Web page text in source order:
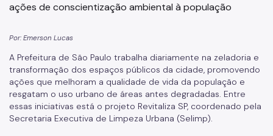
Flor e Cidade
Recapeamento
Calçadas
CONVIAS
ações de conscientização ambiental à população
Por: Emerson Lucas
A Prefeitura de São Paulo trabalha diariamente na zeladoria e
transformação dos espaços públicos da cidade, promovendo
ações que melhoram a qualidade de vida da população e
resgatam o uso urbano de áreas antes degradadas. Entre
essas iniciativas está o projeto Revitaliza SP, coordenado pela
Secretaria Executiva de Limpeza Urbana (Selimp).